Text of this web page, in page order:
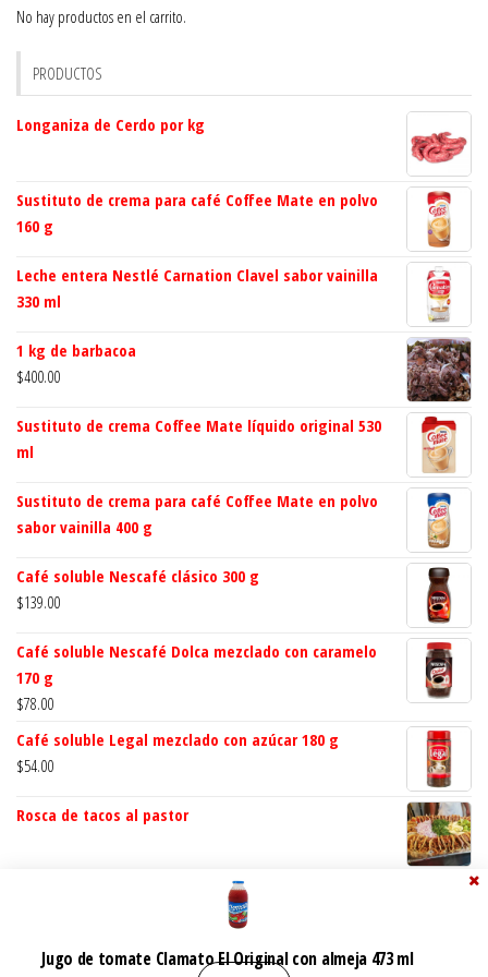
No hay productos en el carrito.
PRODUCTOS
Longaniza de Cerdo por kg
Sustituto de crema para café Coffee Mate en polvo
160 g
Leche entera Nestlé Carnation Clavel sabor vainilla
330 ml
1 kg de barbacoa
$400.00
Sustituto de crema Coffee Mate líquido original 530
ml
Sustituto de crema para café Coffee Mate en polvo
sabor vainilla 400 g
Café soluble Nescafé clásico 300 g
$139.00
Café soluble Nescafé Dolca mezclado con caramelo
170 g
$78.00
Café soluble Legal mezclado con azúcar 180 g
$54.00
Rosca de tacos al pastor
Grupo Local MX
Jugo de tomate Clamato El Original con almeja 473 ml